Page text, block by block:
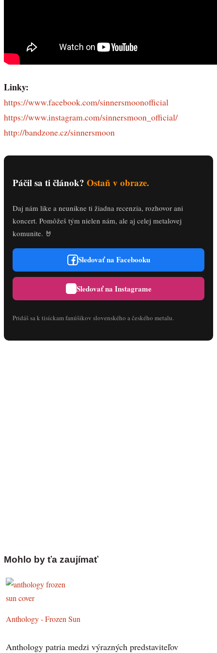
Linky:
https://www.facebook.com/sinnersmoonofficial
https://www.instagram.com/sinnersmoon_official/
http://bandzone.cz/sinnersmoon
Páčil sa ti článok? Ostaň v obraze.
Daj nám like a neunikne ti žiadna recenzia, rozhovor ani
koncert. Pomôžeš tým nielen nám, ale aj celej metalovej
komunite. 🤘
Sledovať na Facebooku
Sledovať na Instagrame
Pridáš sa k tisíckam fanúšikov slovenského a českého metalu.
Mohlo by ťa zaujímať
Anthology - Frozen Sun
Anthology patria medzi výrazných predstaviteľov